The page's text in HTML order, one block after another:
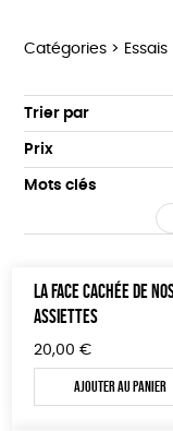
Catégories > Essais
MARCHE POUR LA
OUTILS MILITANTS
TRACTS
CARTES
BROCHURES
OUTILS ÉDUCATIFS
MON JOURNAL
Trier par
Par défaut
Popularité
Prix : du - cher au +
Prix
Tous
50 € - 100 €
150 € - 200 €
Plus de 200€
Mots clés
OEKO-Tex, PETA
LA FACE CACHÉE DE
ASSIETTES
20,00 €
Ajouter au panier